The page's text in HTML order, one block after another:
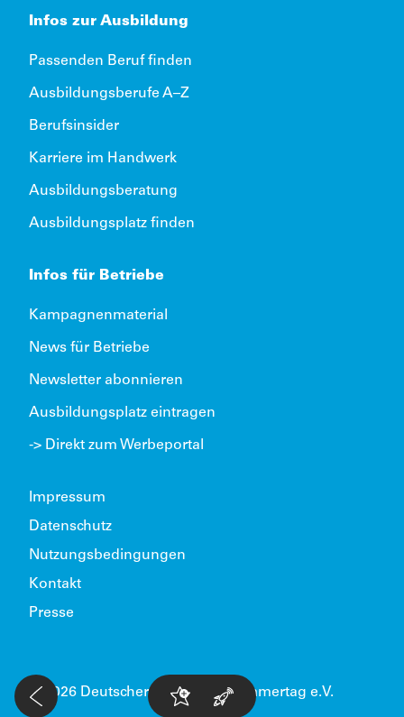
Infos zur Ausbildung
Passenden Beruf finden
Ausbildungsberufe A–Z
Berufsinsider
Karriere im Handwerk
Ausbildungsberatung
Ausbildungsplatz finden
Infos für Betriebe
Kampagnenmaterial
News für Betriebe
Newsletter abonnieren
Ausbildungsplatz eintragen
-> Direkt zum Werbeportal
© 2026 Deutscher Handwerkskammertag e.V.
Impressum
Datenschutz
Nutzungsbedingungen
Kontakt
Presse